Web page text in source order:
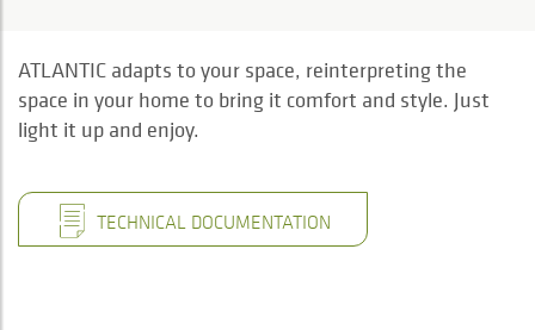
ATLANTIC adapts to your space, reinterpreting the
space in your home to bring it comfort and style. Just
light it up and enjoy.
TECHNICAL DOCUMENTATION